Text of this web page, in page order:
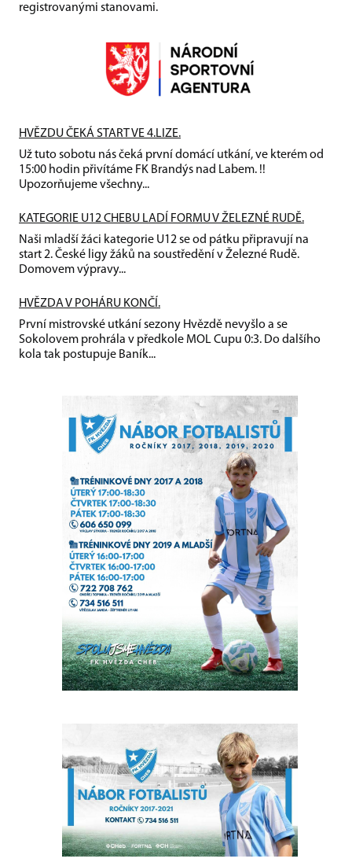
registrovanými stanovami.
HVĚZDU ČEKÁ START VE 4.LIZE.
Už tuto sobotu nás čeká první domácí utkání, ve kterém od
15:00 hodin přivítáme FK Brandýs nad Labem. !!
Upozorňujeme všechny...
KATEGORIE U12 CHEBU LADÍ FORMU V ŽELEZNÉ RUDĚ.
Naši mladší žáci kategorie U12 se od pátku připravují na
start 2. České ligy žáků na soustředění v Železné Rudě.
Domovem výpravy...
HVĚZDA V POHÁRU KONČÍ.
První mistrovské utkání sezony Hvězdě nevyšlo a se
Sokolovem prohrála v předkole MOL Cupu 0:3. Do dalšího
kola tak postupuje Baník...